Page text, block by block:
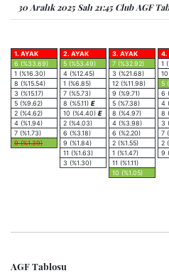
30 Aralık 2025 Salı 21:45 Club AGF
1. AYAK
6 (%33.69)
1 (%16.30)
8 (%15.54)
3 (%15.17)
5 (%9.62)
2 (%4.62)
4 (%1.94)
7 (%1.73)
9 (%1.39)
2. AYAK
5 (%53.49)
4 (%12.45)
1 (%6.85)
7 (%5.73)
8 (%5.11) E
10 (%4.40) E
2 (%4.03)
6 (%3.18)
9 (%1.84)
11 (%1.63)
3 (%1.30)
3. AYAK
7 (%32.92)
3 (%21.68)
12 (%11.98)
9 (%9.71)
5 (%7.38)
8 (%4.97)
4 (%3.98)
6 (%2.20)
2 (%1.55)
1 (%1.47)
11 (%1.11)
10 (%1.05)
4.
1
10
5
6
4
8
3
7
2
9
AGF Tablosu